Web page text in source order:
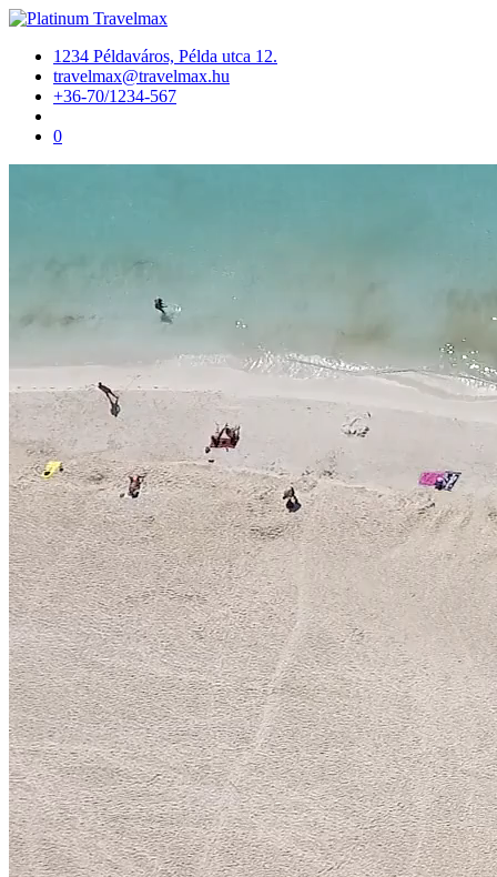
1234 Példaváros, Példa utca 12.
travelmax@travelmax.hu
+36-70/1234-567
0